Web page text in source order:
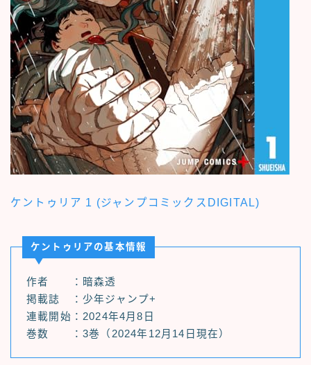
ケントゥリア 1 (ジャンプコミックスDIGITAL)
ケントゥリアの基本情報
作者 ：暗森透
掲載誌 ：少年ジャンプ+
連載開始：2024年4月8日
巻数 ：3巻（2024年12月14日現在）